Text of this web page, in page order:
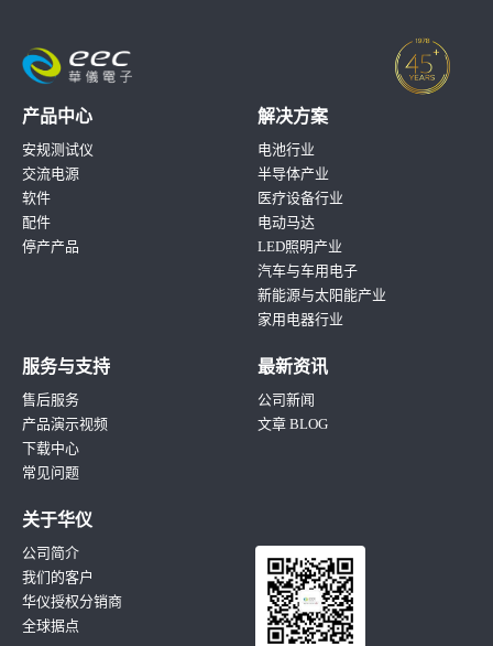
产品中心
安规测试仪
交流电源
软件
配件
停产产品
解决方案
电池行业
半导体产业
医疗设备行业
电动马达
LED照明产业
汽车与车用电子
新能源与太阳能产业
家用电器行业
服务与支持
售后服务
产品演示视频
下载中心
常见问题
最新资讯
公司新闻
文章 BLOG
关于华仪
公司简介
我们的客户
华仪授权分销商
全球据点